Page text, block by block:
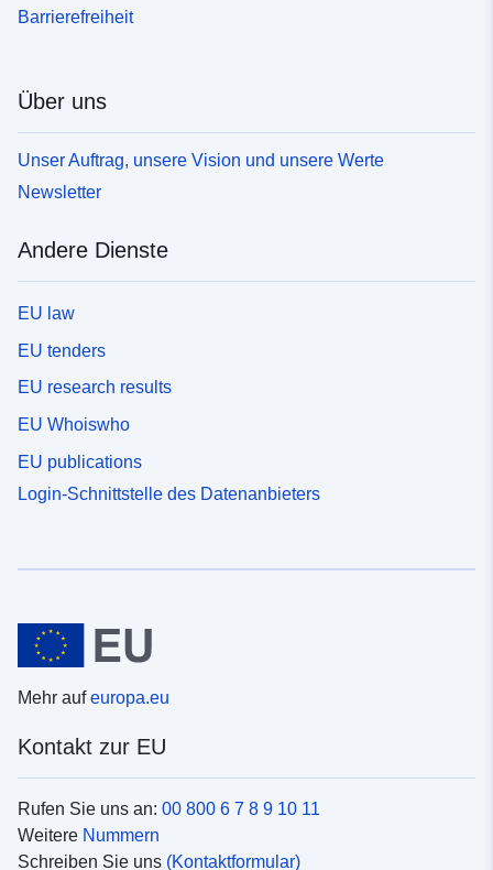
Barrierefreiheit
Über uns
Unser Auftrag, unsere Vision und unsere Werte
Newsletter
Andere Dienste
EU law
EU tenders
EU research results
EU Whoiswho
EU publications
Login-Schnittstelle des Datenanbieters
Mehr aufeuropa.eu
Kontakt zur EU
Rufen Sie uns an: 00 800 6 7 8 9 10 11
Weitere Nummern
Schreiben Sie uns (Kontaktformular)